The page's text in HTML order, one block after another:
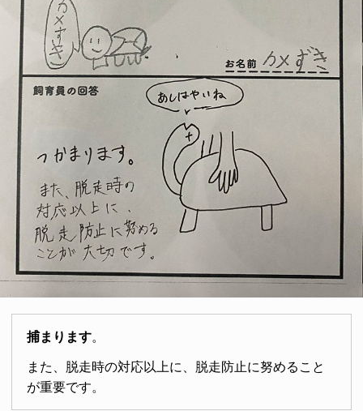
捕まります。
また、脱走時の対応以上に、脱走防止に努めること
が重要です。